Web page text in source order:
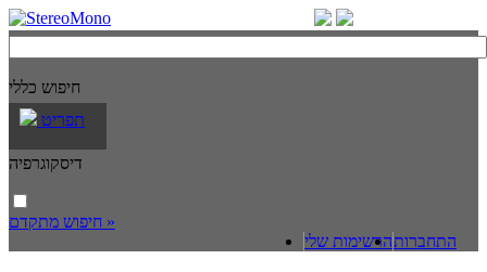
תפריט
חיפוש כללי
חיפוש מתקדם »
התחברותהרשימות שלי